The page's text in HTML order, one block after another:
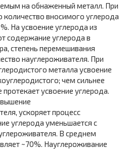
на обнаженный металл. При
вносимого углерода
На усвоение углерода из
содержание углерода в
степень перемешивания
науглероживателя. При
металла усвоение
чем сильнее
усвоение углерода.
ускоряет процесс
углерода уменьшается с
В среднем
~70%. Науглероживание